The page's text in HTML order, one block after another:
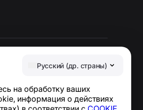
Русский (др. страны)
на обработку ваших
информация о действиях
Новости и статьи
О проекте